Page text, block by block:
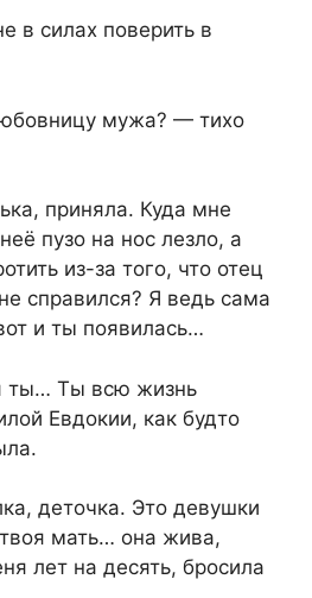
в силах поверить в
мужа? — тихо
приняла. Куда мне
пузо на нос лезло, а
из-за того, что отец
справился? Я ведь сама
и ты появилась…
ты… Ты всю жизнь
Евдокии, как будто
деточка. Это девушки
мать… она жива,
лет на десять, бросила